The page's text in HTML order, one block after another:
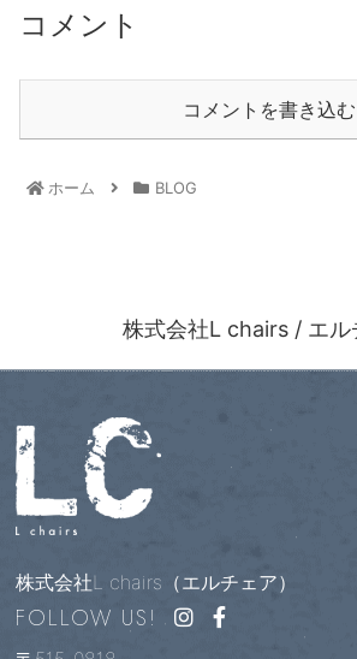
コメント
コメントを書き込む
ホーム BLOG
株式会社L chairs / エル
株式会社L chairs（エルチェア）
FOLLOW US!